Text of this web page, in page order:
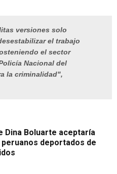
versiones solo
el trabajo
el sector
Nacional del
la criminalidad",
Dina Boluarte aceptaría
deportados de